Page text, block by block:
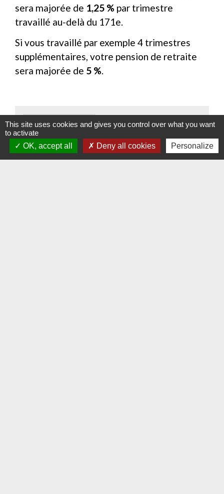
sera majorée de 1,25 % par trimestre
travaillé au-delà du 171e
Si vous travaillé par exemple 4 trimestres
supplémentaires, votre pension de retraite
sera majorée de 5 %.
Pour en savoir plus
This site uses cookies and gives you control over what you want
to activate
OK, accept all
Deny all cookies Personalize